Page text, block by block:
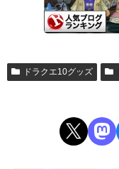
ドラクエ10グッズ